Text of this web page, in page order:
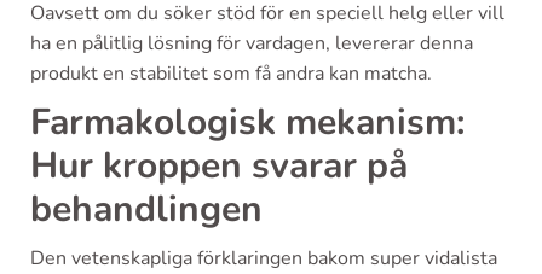
Oavsett om du söker stöd för en speciell helg eller vill
ha en pålitlig lösning för vardagen, levererar denna
produkt en stabilitet som få andra kan matcha.
Farmakologisk mekanism:
Hur kroppen svarar på
behandlingen
Den vetenskapliga förklaringen bakom super vidalista